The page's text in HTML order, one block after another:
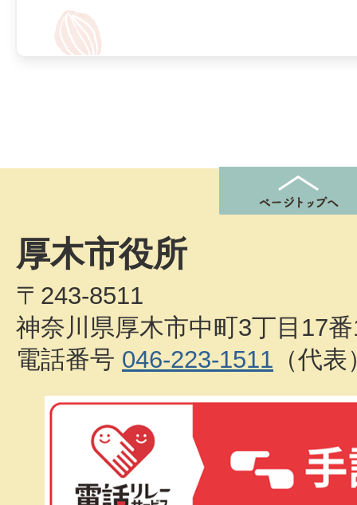
厚木市役所
〒243-8511
神奈川県厚木市中町3丁目17
電話番号 046-223-1511 （代表